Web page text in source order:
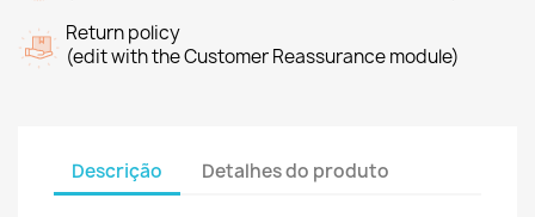
Return policy
(edit with the Customer Reassurance module)
Descrição Detalhes do produto